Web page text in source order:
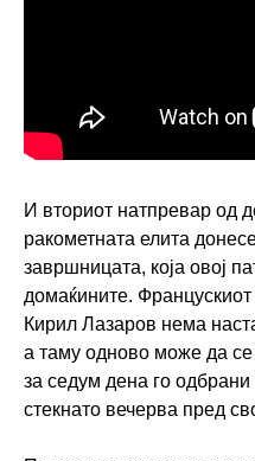
И вториот натпревар од
ракометната елита
завршницата, која овој
домаќините.
Кирил Лазаров нема
а таму одново може да
за седум дена го
стекнато вечерва пред